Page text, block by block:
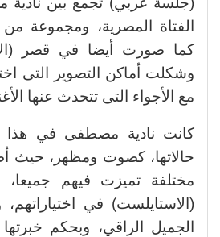
الفتاة المصرية، ومجموعة من
كما صورت أيضا في قصر
وشكلت أماكن التصوير التى
مع الأجواء التى تتحدث عنها
كانت نادية مصطفى في هذا
حالاتها، كصوت ومظهر، حيث
مختلفة تميزت فيهم
(الاستايلست) في
الجميل الراقي، وبحكم